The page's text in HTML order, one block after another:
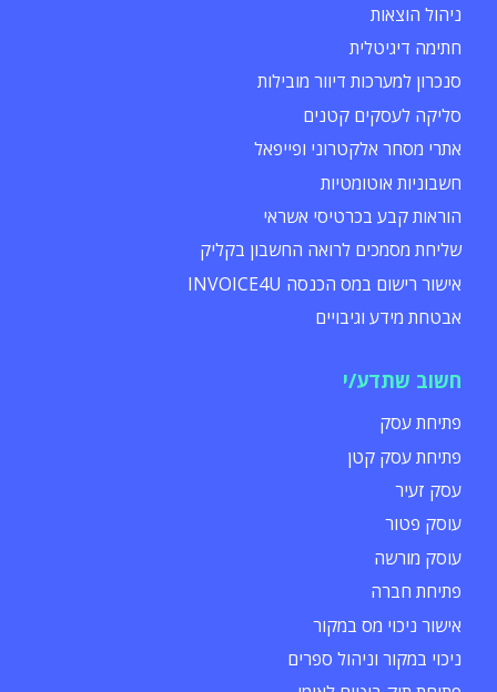
ניהול הוצאות
חתימה דיגיטלית
סנכרון למערכות דיוור מובילות
סליקה לעסקים קטנים
אתרי מסחר אלקטרוני ופייפאל
חשבוניות אוטומטיות
הוראות קבע בכרטיסי אשראי
שליחת מסמכים לרואה החשבון בקליק
אישור רישום במס הכנסה INVOICE4U
אבטחת מידע וגיבויים
חשוב שתדע/י
פתיחת עסק
פתיחת עסק קטן
עסק זעיר
עוסק פטור
עוסק מורשה
פתיחת חברה
אישור ניכוי מס במקור
ניכוי במקור וניהול ספרים